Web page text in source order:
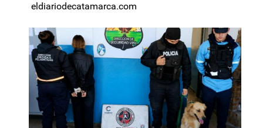
eldiariodecatamarca.com